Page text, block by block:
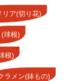
リア(切り花)
(球根)
根)
ラメン(鉢もの)